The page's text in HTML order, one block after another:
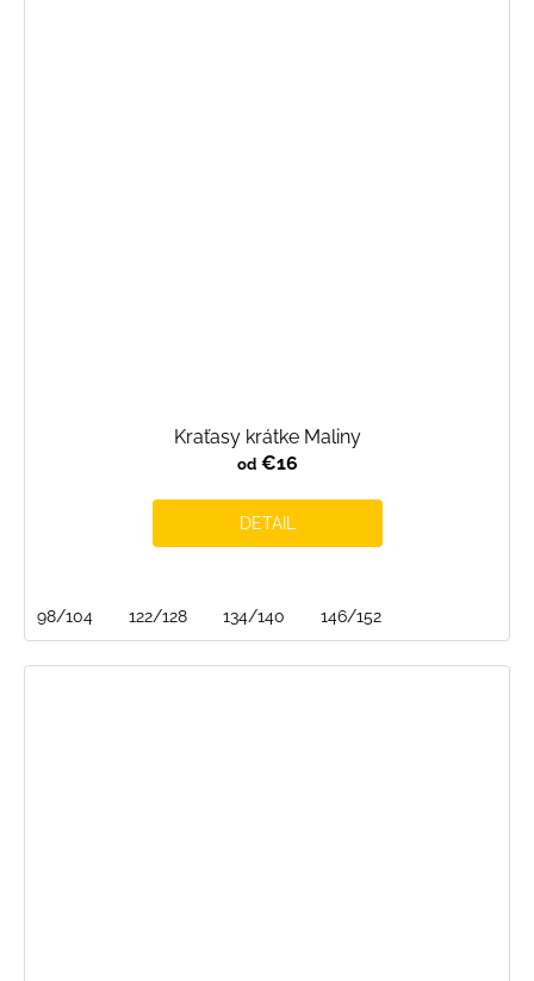
Kraťasy krátke Maliny
od€16
DETAIL
98/104 122/128 134/140 146/152